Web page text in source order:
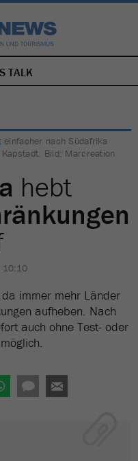
TALK
nach Südafrika
Bild: Marcreation
hebt
10:10
immer mehr Länder
aufheben. Nach
auch ohne Test- oder